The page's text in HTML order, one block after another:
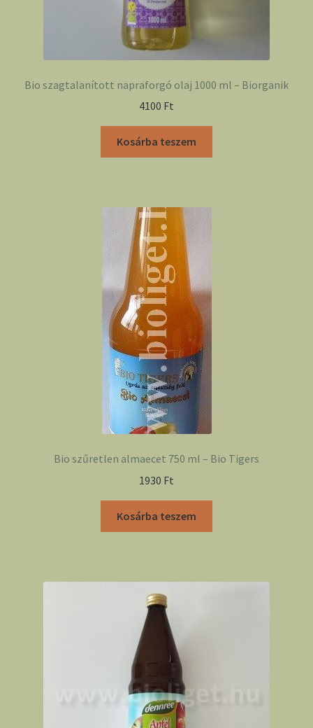
Bio szagtalanított napraforgó olaj 1000 ml – Biorganik
4100 Ft
Kosárba teszem
Bio szűretlen almaecet 750 ml – Bio Tigers
1930 Ft
Kosárba teszem